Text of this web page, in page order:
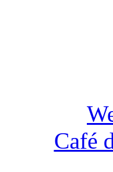
Café